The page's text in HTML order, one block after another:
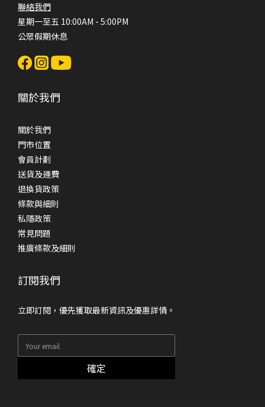
聯絡我們
星期一至五 10:00AM - 5:00PM
公眾假期休息
關於我們
關於我們
門市位置
會員計劃
送貨及運費
退換貨政策
條款與細則
私隱政策
常見問題
推廣條款及細則
訂閱我們
立即訂閱，優先獲取最新資訊及優惠詳情。
確定